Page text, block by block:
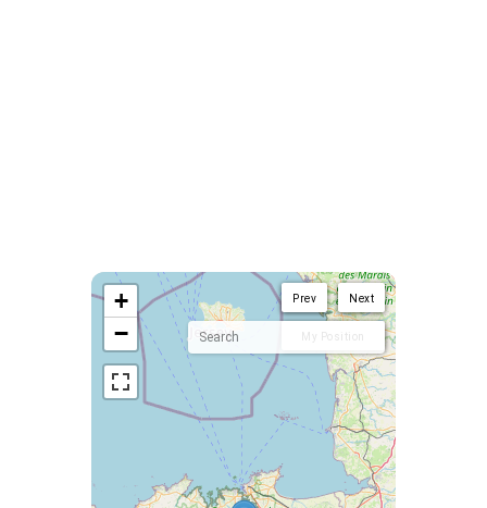
Next
Prev
My Position
<!---->
+
−